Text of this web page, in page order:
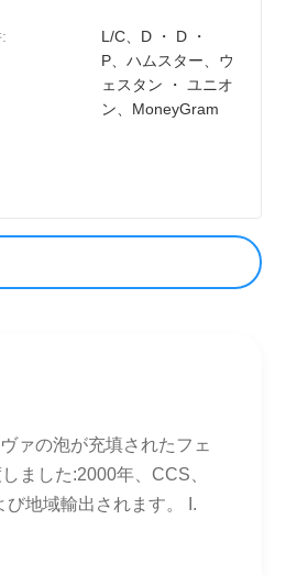
L/C、D ・ D ・
P、ハムスター、ウ
ェスタン ・ ユニオ
ン、MoneyGram
ァの泡が充填されたフェ
ました:2000年、CCS、
地域輸出されます。 I.